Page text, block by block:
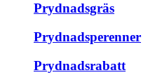
Prydnadsgräs
Prydnadsperenner
Prydnadsrabatt